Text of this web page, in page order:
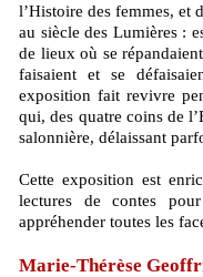
l’Histoire des femmes, et
au siècle des Lumières :
de lieux où se
faisaient et se
exposition fait revivre
qui, des quatre coins de
salonnière, délaissant
Cette exposition est
lectures de contes
appréhender toutes les
Marie-Thérèse